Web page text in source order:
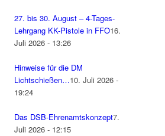
27. bis 30. August – 4-Tages-
Lehrgang KK-Pistole in FFO16.
Juli 2026 - 13:26
Hinweise für die DM
Lichtschießen…10. Juli 2026 -
19:24
Das DSB-Ehrenamtskonzept7.
Juli 2026 - 12:15